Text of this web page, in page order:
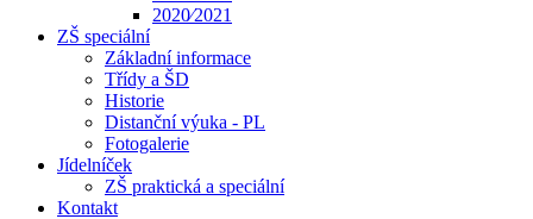
2020⁄2021
ZŠ speciální
Základní informace
Třídy a ŠD
Historie
Distanční výuka - PL
Fotogalerie
Jídelníček
ZŠ praktická a speciální
Kontakt